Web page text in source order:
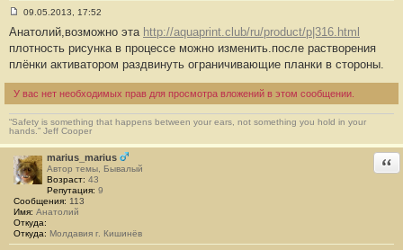
о
б
щ
н
и
е
#
4
09.05.2013, 17:52
Анатолий,возможно эта http://aquaprint.club/ru/product/p|316.html
плотность рисунка в процессе можно изменить.после растворения
плёнки активатором раздвинуть ограничивающие планки в стороны.
У вас нет необходимых прав для просмотра вложений в этом сообщении.
“Safety is something that happens between your ears, not something you hold in your
hands.” Jeff Cooper
marius_marius
Автор темы, Бывалый
Возраст: 43
Репутация: 9
Сообщения: 113
Имя: Анатолий
Откуда:
Откуда: Молдавия г. Кишинёв